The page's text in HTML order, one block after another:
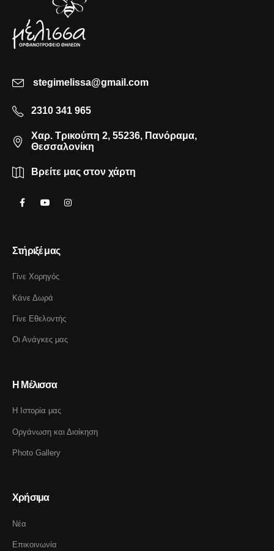
stegimelissa@gmail.com
2310 341 965
Χαρ. Τρικούπη 2, 55236, Πανόραμα,
Θεσσαλονίκη
Βρείτε μας στον χάρτη
Στήριξέ μας
Γίνε Χορηγός
Κάνε Δωρά
Γίνε Εθελοντής
Οι Ανάγκες μας
Η Μέλισσα
Η Ιστορία μας
Οργάνωση και Διοίκηση
Photo Gallery
Χρήσιμα
Νέα
Επικοινωνία